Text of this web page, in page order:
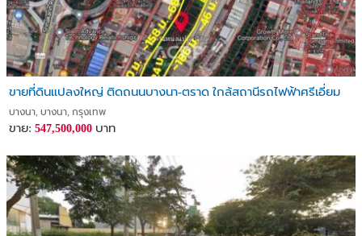
ขายที่ดินแปลงใหญ่ ติดถนนบางนา-ตราด ใกล้สถานีรถไฟฟ้าศรีเอี่ยม
บางนา, บางนา, กรุงเทพ
ขาย: 547,500,000 บาท